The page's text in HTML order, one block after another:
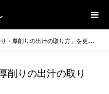
削りの出汁の取り方」を更新しました！
削りの出汁の取り